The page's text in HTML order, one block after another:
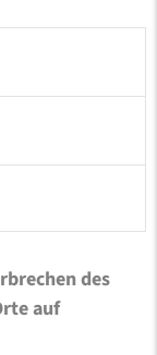
des
auf